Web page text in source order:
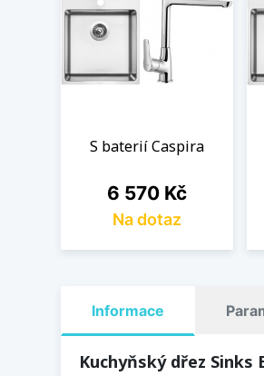
S baterií Caspira
Cena
6 570 Kč
Na dotaz
Informace
Kuchyňský dřez Sinks